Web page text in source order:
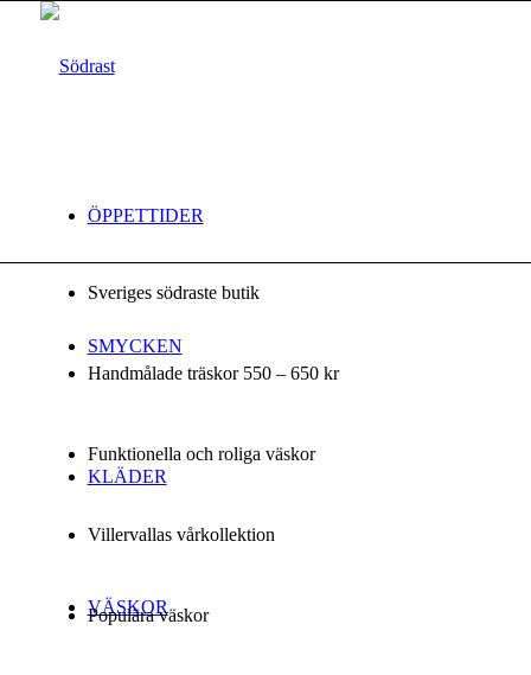
ÖPPETTIDER
SMYCKEN
KLÄDER
VÄSKOR
Sveriges södraste butik
Handmålade träskor 550 – 650 kr
Funktionella och roliga väskor
Villervallas vårkollektion
Populära väskor